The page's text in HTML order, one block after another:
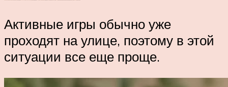
Активные игры обычно уже
проходят на улице, поэтому в этой
ситуации все еще проще.